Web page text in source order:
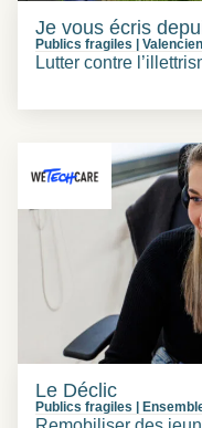
Je vous écris
Publics fragiles
Lutter contre
Le Déclic
Publics fragiles